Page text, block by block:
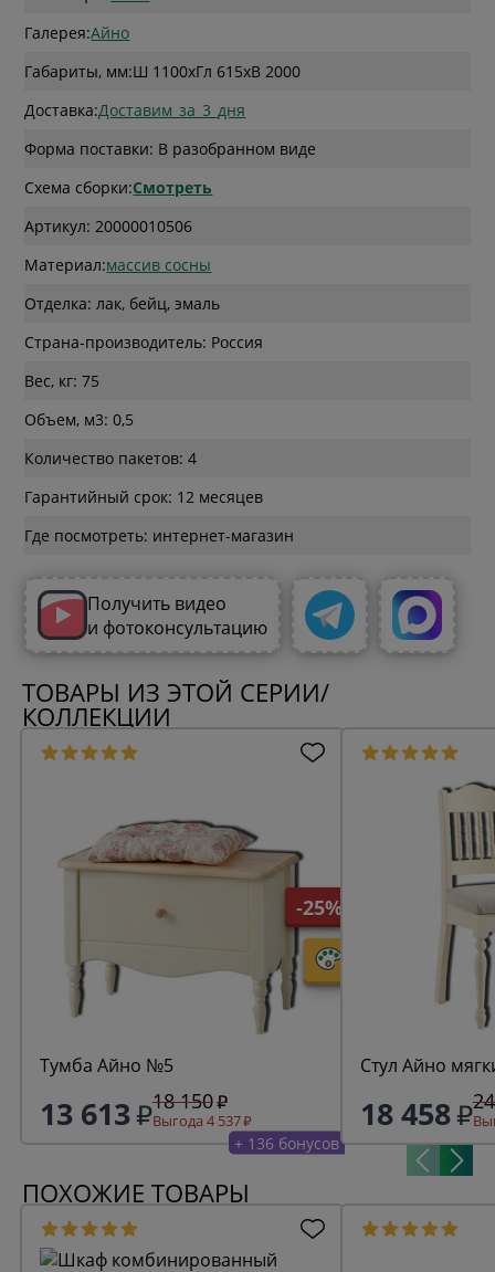
Галерея:Айно
Габариты, мм:Ш 1100xГл 615xВ 2000
Доставка:Доставим_за_3_дня
Форма поставки: В разобранном виде
Схема сборки:Смотреть
Артикул: 20000010506
Материал:массив сосны
Отделка: лак, бейц, эмаль
Страна-производитель: Россия
Вес, кг: 75
Объем, м3: 0,5
Количество пакетов: 4
Гарантийный срок: 12 месяцев
Где посмотреть: интернет-магазин
Получить видео
и фотоконсультацию
ТОВАРЫ ИЗ ЭТОЙ СЕРИИ/
КОЛЛЕКЦИИ
-25%
Тумба Айно №5
13 613 18 150
Выгода 4 537
+ 136 бонусов
Стул Айно
18 458
ПОХОЖИЕ ТОВАРЫ